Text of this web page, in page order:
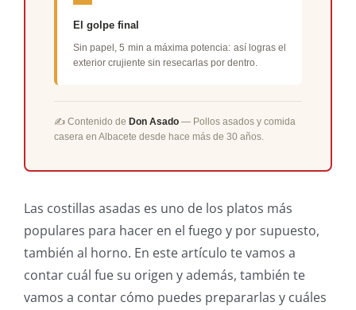
El golpe final
Sin papel, 5 min a máxima potencia: así logras el
exterior crujiente sin resecarlas por dentro.
✍️ Contenido de Don Asado — Pollos asados y comida
casera en Albacete desde hace más de 30 años.
Las costillas asadas es uno de los platos más
populares para hacer en el fuego y por supuesto,
también al horno. En este artículo te vamos a
contar cuál fue su origen y además, también te
vamos a contar cómo puedes prepararlas y cuáles